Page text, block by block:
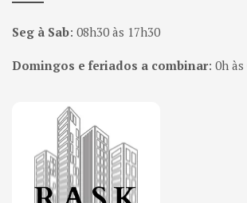
Seg à Sab: 08h30 às 17h30
Domingos e feriados a combinar: 0h às
Página inicial